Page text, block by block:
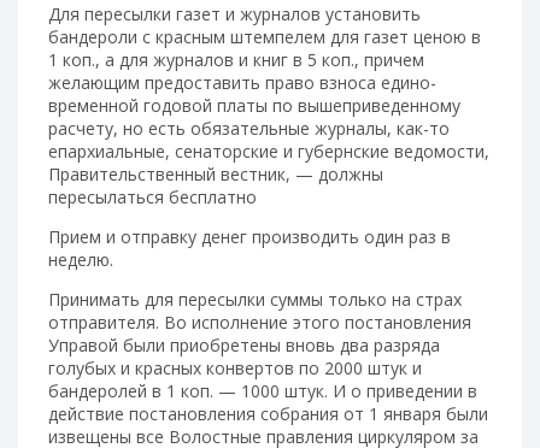
Для пересылки газет и журналов установить
бандероли с красным штемпелем для газет ценою в
1 коп., а для журналов и книг в 5 коп., причем
желающим предоставить право взноса едино­
временной годовой платы по вышеприведенному
расчету, но есть обязательные журналы, как-то
епархиальные, сенаторские и губернские ведомости,
Правительственный вестник, — должны
пересылаться бесплатно
Прием и отправку денег производить один раз в
неделю.
Принимать для пересылки суммы только на страх
отправителя. Во исполнение этого постановления
Управой были приобретены вновь два разряда
голубых и красных конвертов по 2000 штук и
бандеролей в 1 коп. — 1000 штук. И о приведении в
действие постановления собрания от 1 января были
извещены все Волостные правления циркуляром за